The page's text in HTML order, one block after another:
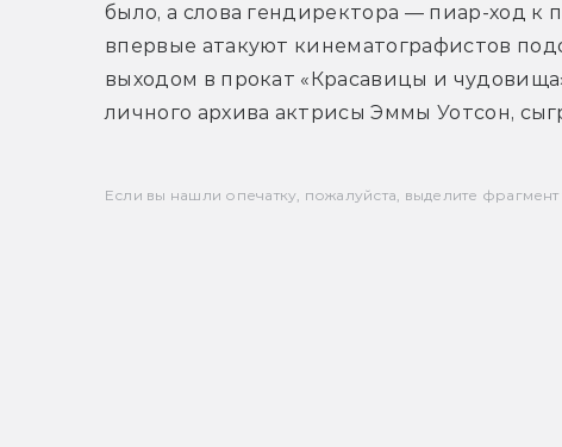
было, а слова гендиректора — пиар-ход к
впервые атакуют кинематографистов
выходом в прокат «Красавицы и
личного архива актрисы Эммы Уотсон,
Если вы нашли опечатку, пожалуйста, выделите фрагмент